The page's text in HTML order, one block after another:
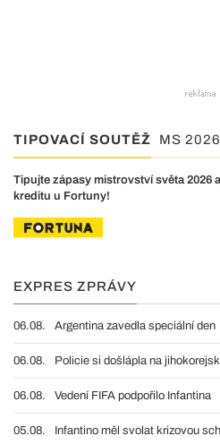
TIPOVACÍ SOUTĚŽ MS 2026
Tipujte zápasy mistrovství světa 2026
kreditu u Fortuny!
EXPRES ZPRÁVY
06.08. Argentina zavedla speciální den
06.08. Policie si došlápla na
06.08. Vedení FIFA podpořilo Infantina
05.08. Infantino měl svolat krizovou